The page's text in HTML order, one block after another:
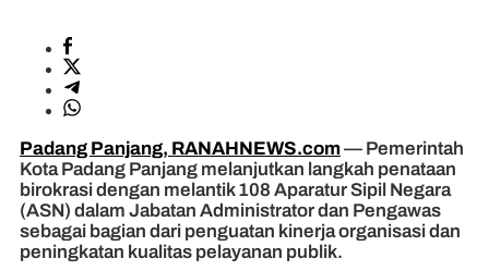
Padang Panjang, RANAHNEWS.com— Pemerintah
Kota Padang Panjang melanjutkan langkah penataan
birokrasi dengan melantik 108 Aparatur Sipil Negara
(ASN) dalam Jabatan Administrator dan Pengawas
sebagai bagian dari penguatan kinerja organisasi dan
peningkatan kualitas pelayanan publik.